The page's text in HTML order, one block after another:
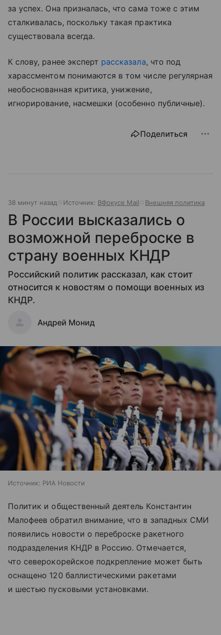
за успех. Она призналась, что сама тоже с этим
сталкивалась, поскольку такая практика
существовала всегда.
К слову, ранее эксперт рассказала, что под
харассментом понимаются в том числе регулярная
необоснованная критика, унижение,
игнорирование, насмешки (особенно публичные).
Поделиться
38 минут назад Источник: ВФокусе Mail Внешняя политика
В России высказались о
возможной переброске в
страну военных КНДР
Российский политик рассказал, как стоит
относится к новостям о помощи военных из
КНДР.
Андрей Монид
Источник: РИА Новости
Политик и общественный деятель Константин
Малофеев обратил внимание, что в западных СМИ
появились новости о переброске ракетного
подразделения КНДР в Россию. Отмечается,
что северокорейское подкрепление может быть
оснащено 120 баллистическими ракетами
и шестью пусковыми установками.